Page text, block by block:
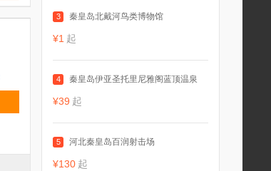
3 秦皇岛北戴河鸟类博物馆
¥1 起
4 秦皇岛伊亚圣托里尼雅阁蓝顶温泉
¥39 起
5 河北秦皇岛百润射击场
¥130 起